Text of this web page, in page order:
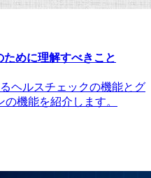
ために理解すべきこと
ヘルスチェックの機能とグ
機能を紹介します。